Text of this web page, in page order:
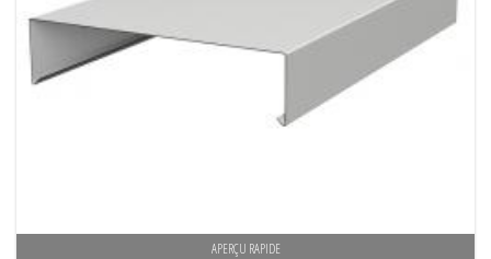
APERÇU RAPIDE